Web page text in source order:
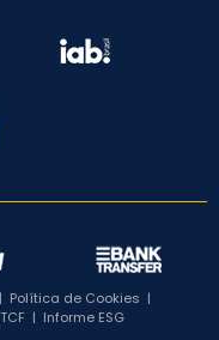
| Política de Cookies |
| Informe ESG